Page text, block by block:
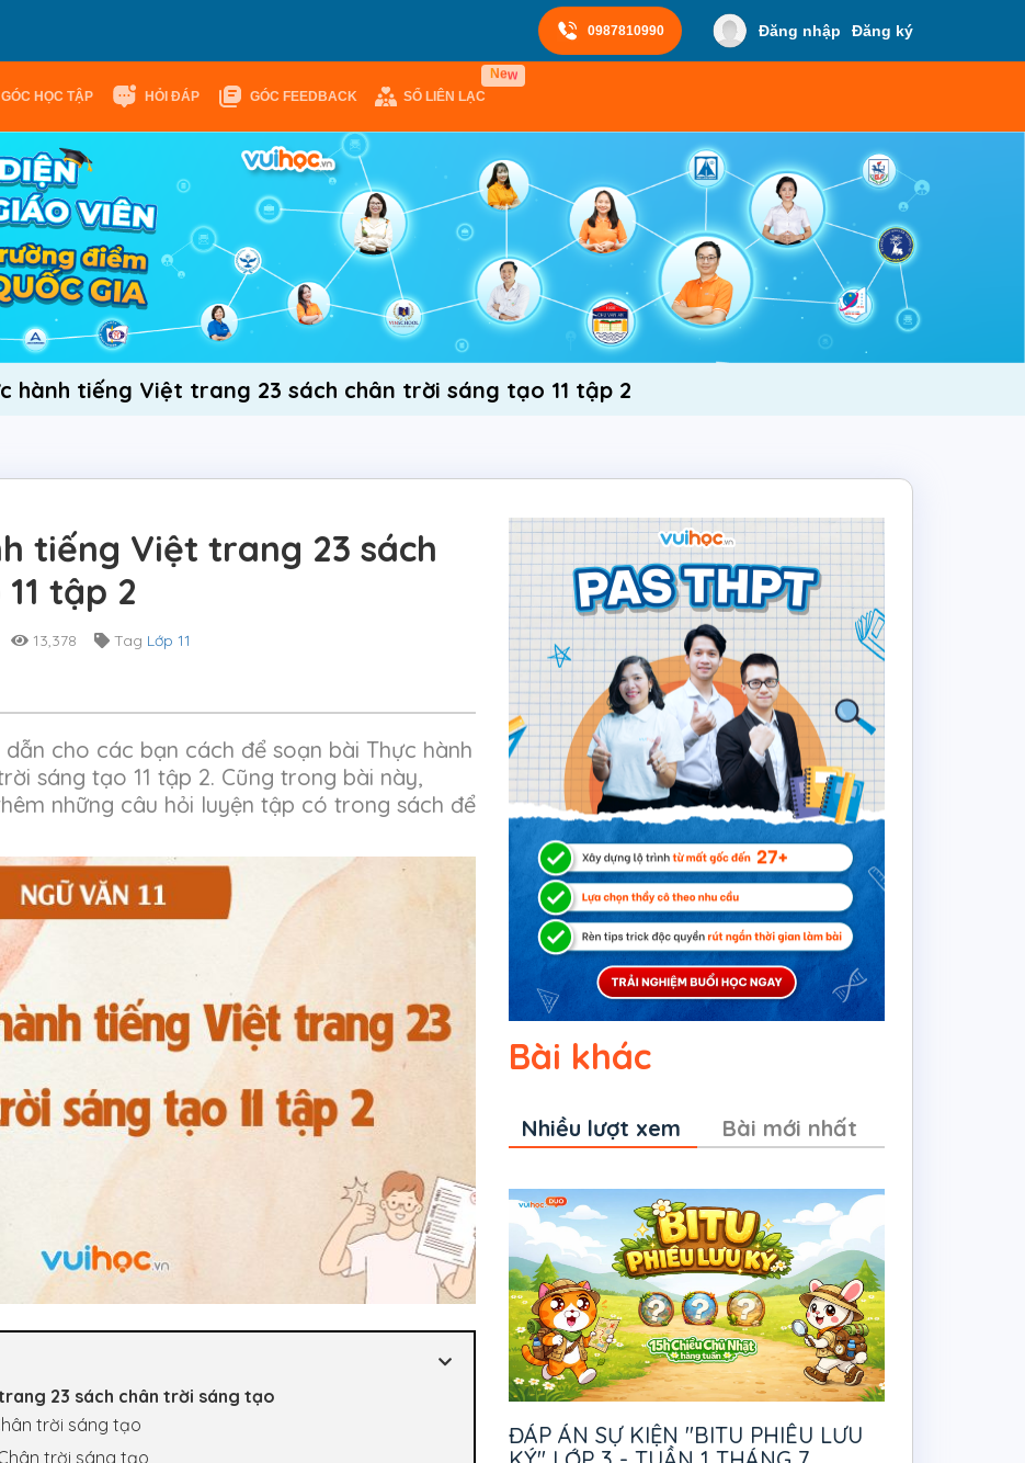
0987810990 Đăng nhập Đăng ký
GÓC HỌC TẬP HỎI ĐÁP GÓC FEEDBACK SỔ LIÊN LẠC
New
hành tiếng Việt trang 23 sách chân trời sáng tạo 11 tập 2
tiếng Việt trang 23 sách
tập 2
13,378 Tag Lớp 11
dẫn cho các bạn cách để soạn bài Thực hành
sáng tạo 11 tập 2. Cũng trong bài này,
những câu hỏi luyện tập có trong sách để
23 sách chân trời sáng tạo
trời sáng tạo
trời sáng tạo
Bài khác
Nhiều lượt xem Bài mới nhất
ĐÁP ÁN SỰ KIỆN "BITU PHIÊU LƯU